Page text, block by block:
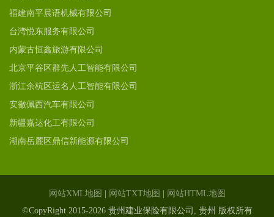
福建南平晨语机械有限公司
台湾悦东服务有限公司
内蒙古恒鑫旅游有限公司
北京平谷区群先人工智能有限公司
浙江余杭区运名人工智能有限公司
安徽佩西汽车有限公司
新疆嘉达化工有限公司
湖南岳麓区鼎信新能源有限公司
网站XML地图 网站TXT地图
网站HTML地图
©CopyRight 2015-2026 贵州建业保险有限公司, 贵州 版权所有